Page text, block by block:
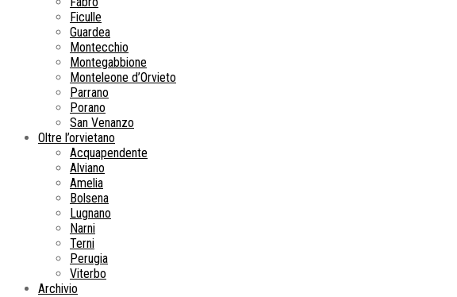
Ficulle
Guardea
Montecchio
Montegabbione
Monteleone d’Orvieto
Parrano
Porano
San Venanzo
Oltre l’orvietano
Acquapendente
Alviano
Amelia
Bolsena
Lugnano
Narni
Terni
Perugia
Viterbo
Archivio